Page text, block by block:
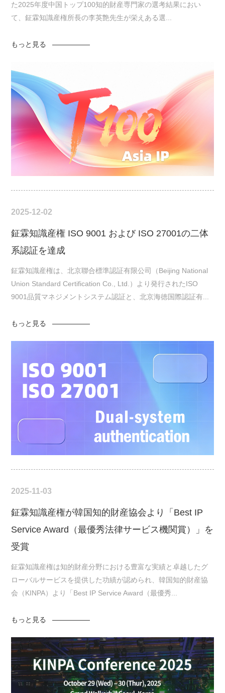
た2025年度中国トップ100知的財産専門家の選考結果におい
て、鉦霖知識産権所長の李英艶先生が栄えある選...
もっと見る
2025-12-02
鉦霖知識産権 ISO 9001 および ISO 27001の二体
系認証を達成
鉦霖知識産権は、北京聯合標準認証有限公司（Beijing National
Union Standard Certification Co., Ltd.）より発行されたISO
9001品質マネジメントシステム認証と、北京海徳国際認証有...
もっと見る
2025-11-03
鉦霖知識産権が韓国知的財産協会より「Best IP
Service Award（最優秀法律サービス機関賞）」を
受賞
鉦霖知識産権は知的財産分野における豊富な実績と卓越したグ
ローバルサービスを提供した功績が認められ、韓国知的財産協
会（KINPA）より「Best IP Service Award（最優秀...
もっと見る